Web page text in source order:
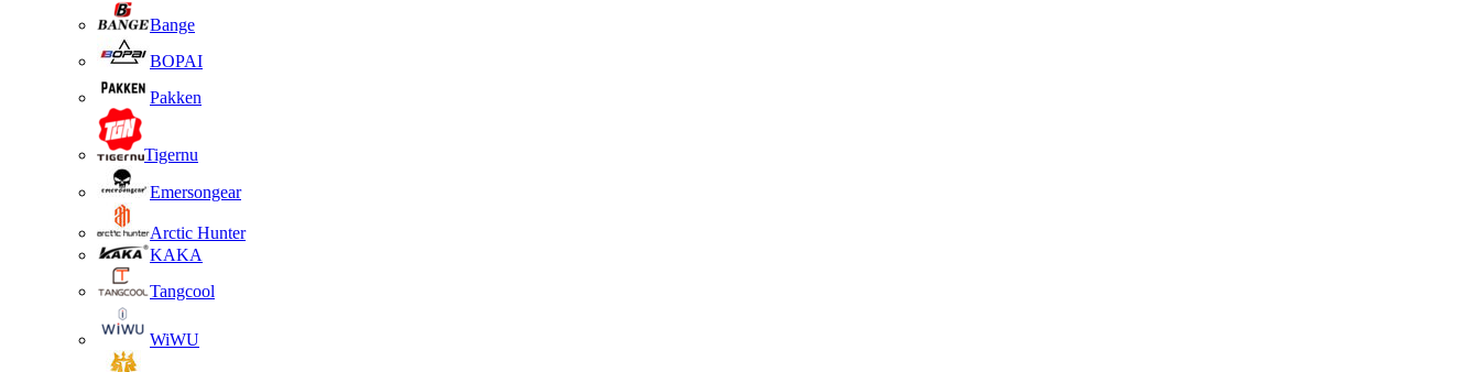
Bange
BOPAI
Pakken
Tigernu
Emersongear
Arctic Hunter
KAKA
Tangcool
WiWU